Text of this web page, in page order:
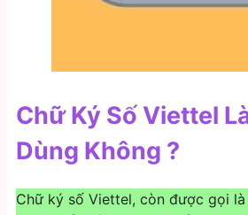
Chữ Ký Số Viettel
Dùng Không ?
Chữ ký số Viettel, còn được gọi